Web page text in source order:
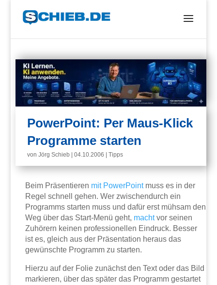
PowerPoint: Per Maus-Klick
Programme starten
vonJörg Schieb |04.10.2006 |Tipps
Beim Präsentieren mit PowerPointmuss es in der
Regel schnell gehen. Wer zwischendurch ein
Programms starten muss und dafür erst mühsam den
Weg über das Start-Menü geht, machtvor seinen
Zuhörern keinen professionellen Eindruck. Besser
ist es, gleich aus der Präsentation heraus das
gewünschte Programm zu starten.
Hierzu auf der Folie zunächst den Text oder das Bild
markieren, über das später das Programm gestartet